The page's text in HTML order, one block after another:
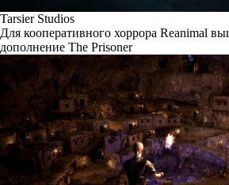
Tarsier Studios
Для кооперативного хоррора Reanimal
дополнение The Prisoner